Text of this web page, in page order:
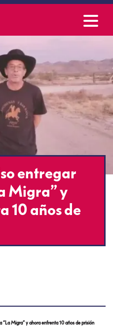
entregar
Migra” y
10 años de
Migra” y ahora enfrenta 10 años de prisión